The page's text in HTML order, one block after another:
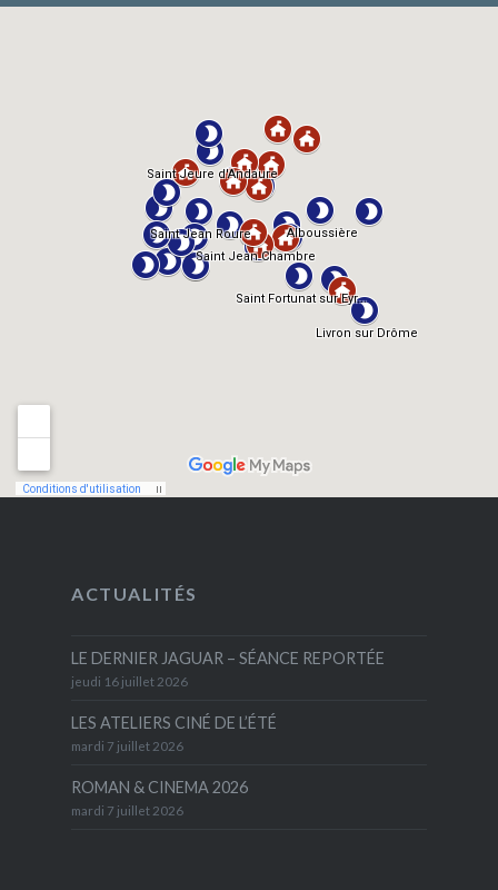
ACTUALITÉS
LE DERNIER JAGUAR – SÉANCE REPORTÉE
jeudi 16 juillet 2026
LES ATELIERS CINÉ DE L’ÉTÉ
mardi 7 juillet 2026
ROMAN & CINEMA 2026
mardi 7 juillet 2026